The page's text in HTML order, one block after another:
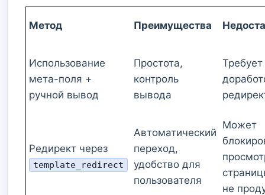
Метод Преимущества
Использование
мета-поля +
ручной вывод
Простота,
контроль
вывода
Требует
Редирект через
template_redirect
Автоматический
переход,
удобство для
пользователя
Может
не